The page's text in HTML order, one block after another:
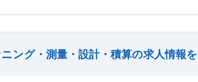
ング・測量・設計・積算の求人情報